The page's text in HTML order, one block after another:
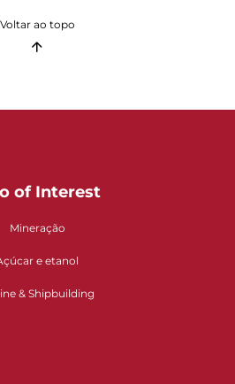
Voltar ao topo
of Interest
Mineração
e etanol
& Shipbuilding